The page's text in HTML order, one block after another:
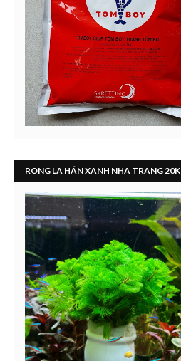
RONG LA HÁN XANH NHA TRANG 20K